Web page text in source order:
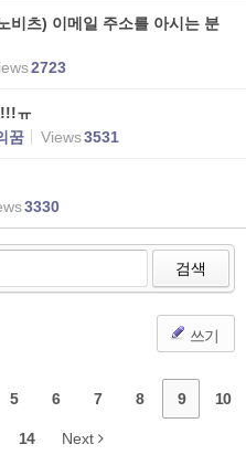
비츠) 이메일 주소를 아시는 분
2723
ㅠ
꿈 Views3531
3330
검색
쓰기
5 6 7 8 9 10
14 Next